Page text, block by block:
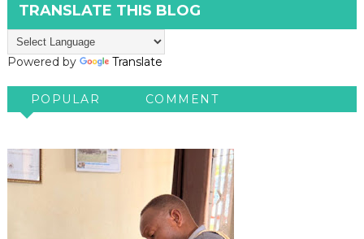
TRANSLATE THIS BLOG
Powered by Translate
POPULAR COMMENT